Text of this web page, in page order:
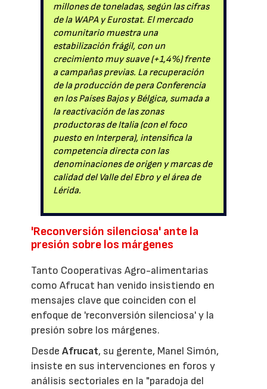
millones de toneladas, según las cifras
de la WAPA y Eurostat. El mercado
comunitario muestra una
estabilización frágil, con un
crecimiento muy suave (+1,4%) frente
a campañas previas. La recuperación
de la producción de pera Conferencia
en los Países Bajos y Bélgica, sumada a
la reactivación de las zonas
productoras de Italia (con el foco
puesto en Interpera), intensifica la
competencia directa con las
denominaciones de origen y marcas de
calidad del Valle del Ebro y el área de
Lérida.
'Reconversión silenciosa' ante la
presión sobre los márgenes
Tanto Cooperativas Agro-alimentarias
como Afrucat han venido insistiendo en
mensajes clave que coinciden con el
enfoque de 'reconversión silenciosa' y la
presión sobre los márgenes.
DesdeAfrucat, su gerente, Manel Simón,
insiste en sus intervenciones en foros y
análisis sectoriales en la "paradoja del